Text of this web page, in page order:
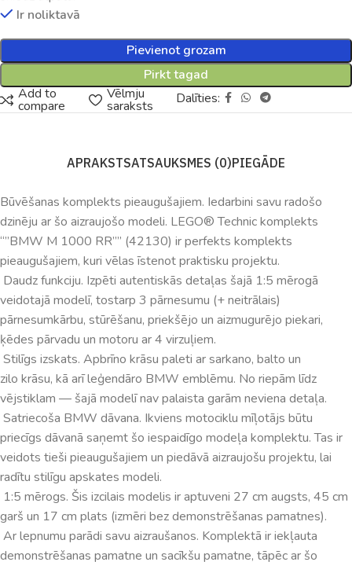
Ir noliktavā
Pievienot grozam
Pirkt tagad
Add to
compare
Vēlmju
saraksts Dalīties:
APRAKSTSATSAUKSMES (0)PIEGĀDE
Būvēšanas komplekts pieaugušajiem. Iedarbini savu radošo
dzinēju ar šo aizraujošo modeli. LEGO® Technic komplekts
“”BMW M 1000 RR”” (42130) ir perfekts komplekts
pieaugušajiem, kuri vēlas īstenot praktisku projektu.
Daudz funkciju. Izpēti autentiskās detaļas šajā 1:5 mērogā
veidotajā modelī, tostarp 3 pārnesumu (+ neitrālais)
pārnesumkārbu, stūrēšanu, priekšējo un aizmugurējo piekari,
ķēdes pārvadu un motoru ar 4 virzuļiem.
Stilīgs izskats. Apbrīno krāsu paleti ar sarkano, balto un
zilo krāsu, kā arī leģendāro BMW emblēmu. No riepām līdz
vējstiklam — šajā modelī nav palaista garām neviena detaļa.
Satriecoša BMW dāvana. Ikviens motociklu mīļotājs būtu
priecīgs dāvanā saņemt šo iespaidīgo modeļa komplektu. Tas ir
veidots tieši pieaugušajiem un piedāvā aizraujošu projektu, lai
radītu stilīgu apskates modeli.
1:5 mērogs. Šis izcilais modelis ir aptuveni 27 cm augsts, 45 cm
garš un 17 cm plats (izmēri bez demonstrēšanas pamatnes).
Ar lepnumu parādi savu aizraušanos. Komplektā ir iekļauta
demonstrēšanas pamatne un sacīkšu pamatne, tāpēc ar šo